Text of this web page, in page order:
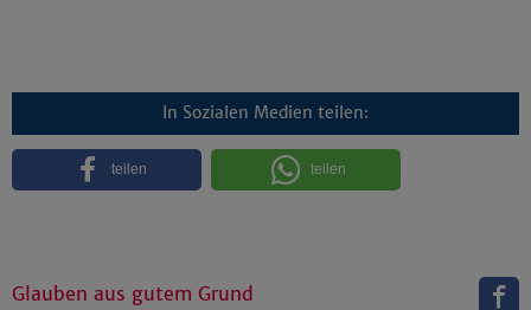
In Sozialen Medien teilen:
teilen teilen
Glauben aus gutem Grund